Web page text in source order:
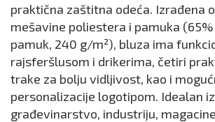
praktična zaštitna odeća. Izrađena
mešavine poliestera i pamuka
pamuk, 240 g/m²), bluza ima
rajsferšlusom i drikerima, četiri
trake za bolju vidljivost, kao i
personalizacije logotipom. Idealan
građevinarstvo, industriju,